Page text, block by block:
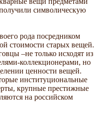
символическую
рода посредником
стоимости старых вещей.
–не только исходят из
коллекционерами, но
ценности вещей.
институциональные
крупные престижные
на российском